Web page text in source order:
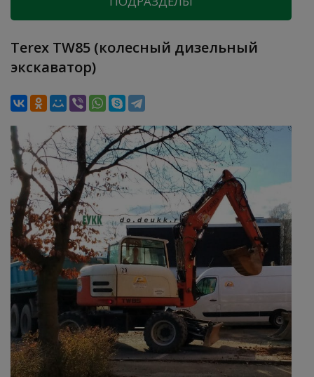
Terex TW85 (колесный дизельный
экскаватор)